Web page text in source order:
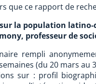
que ce rapport de
la population latino-
professeur de
rempli
(du 20 mars au
sur : profil